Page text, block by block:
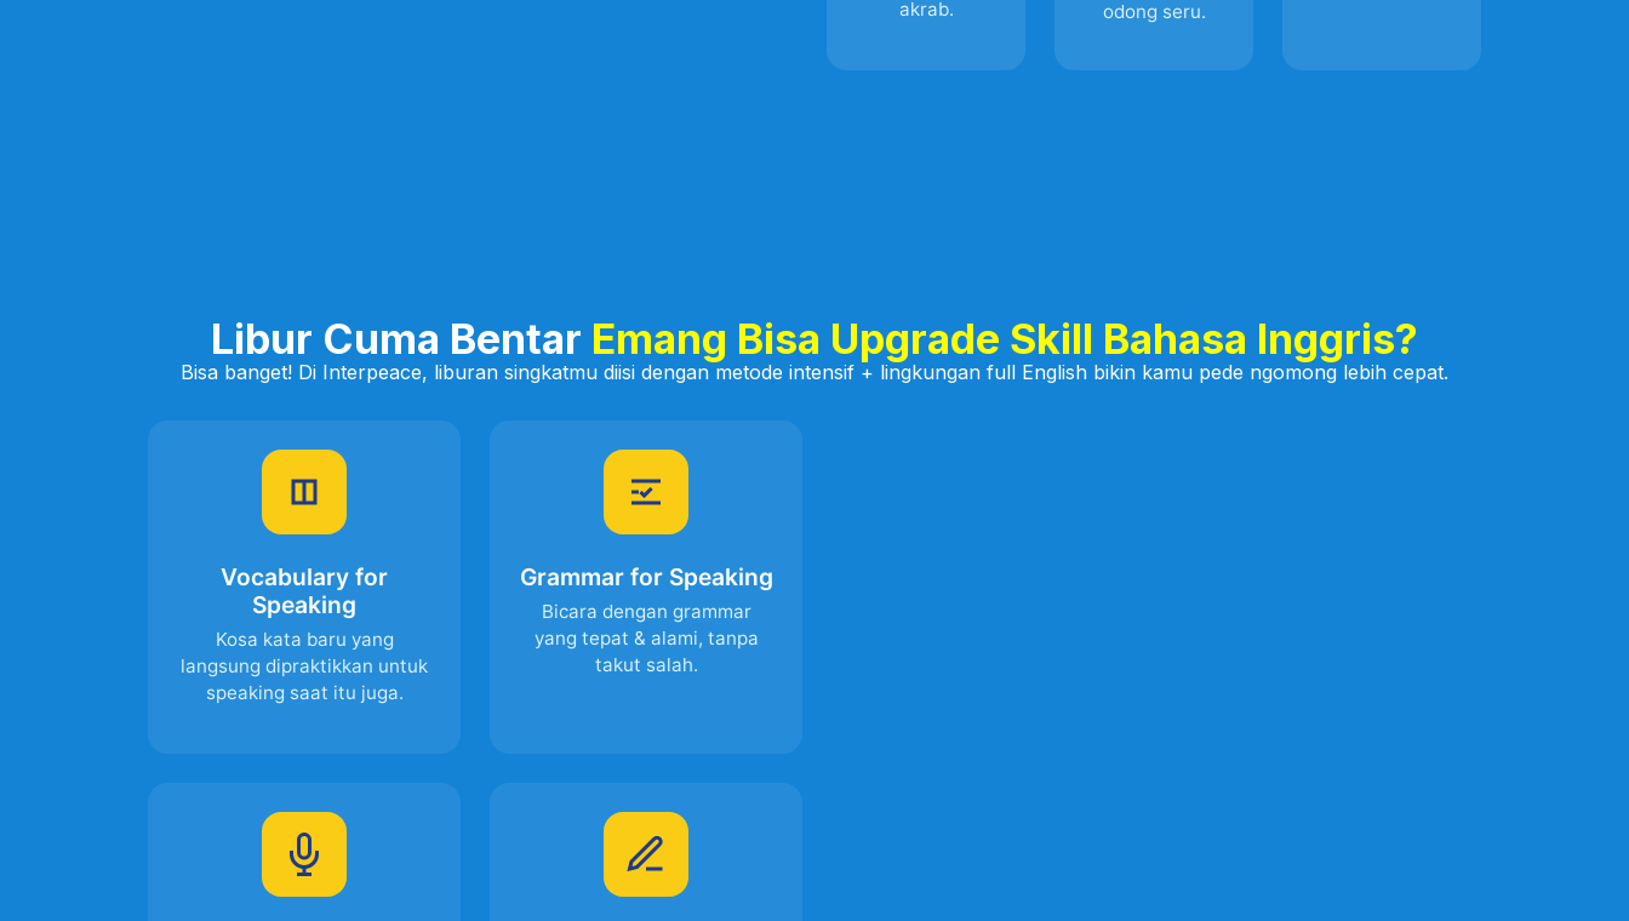
akrab.
odong seru.
Libur Cuma Bentar Emang Bisa Upgrade Skill Bahasa Inggris?
Bisa banget! Di Interpeace, liburan singkatmu diisi dengan metode intensif + lingkungan full English bikin kamu pede ngomong lebih cepat.
Vocabulary for
Speaking
Kosa kata baru yang
langsung dipraktikkan untuk
speaking saat itu juga.
Grammar for Speaking
Bicara dengan grammar
yang tepat & alami, tanpa
takut salah.